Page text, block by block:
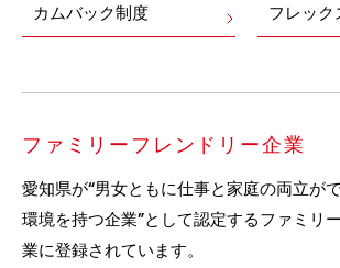
カムバック制度 フレック
ファミリーフレンドリー企業
愛知県が“男女ともに仕事と家庭の両立が
環境を持つ企業”として認定するファミリ
業に登録されています。